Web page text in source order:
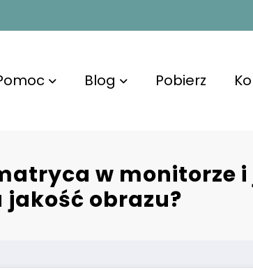
Blog Pobierz
w monitorze
jakość obrazu?